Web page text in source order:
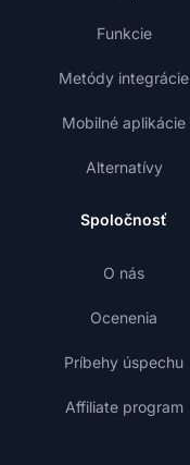
Funkcie
Metódy integrácie
Mobilné aplikácie
Alternatívy
Spoločnosť
O nás
Ocenenia
Príbehy úspechu
Affiliate program